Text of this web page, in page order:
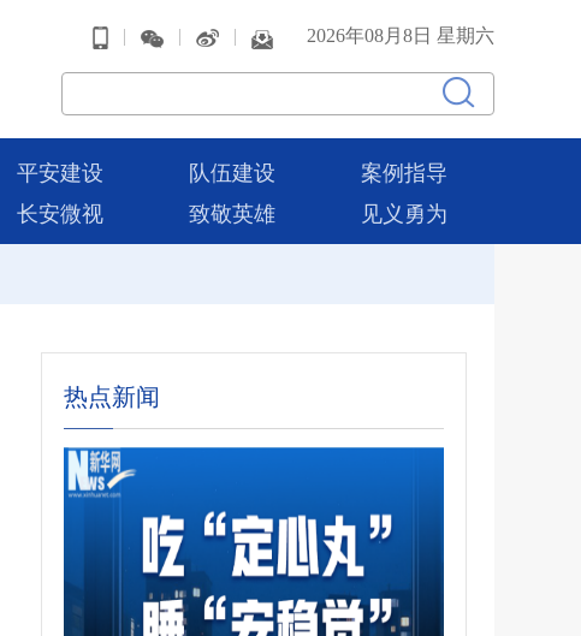
| | | 2026年08月8日 星期六
平安建设 队伍建设
案例指导
长安微视 致敬英雄 见义勇为
热点新闻